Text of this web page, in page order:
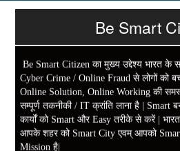
Be Smart
Be Smart Citizen का मुख्य उद्देश्य भारत के
Cyber Crime / Online Fraud से लोगों को
Online Solution, Online Working की
सम्पूर्ण तकनीकी / IT क्रांति लाना है | Smart
कार्यों को Smart और Easy तरीके से करें |
आपके शहर को Smart City एवम् आपको Smart
Mission है|